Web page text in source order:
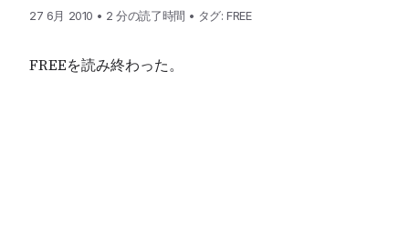
27 6月 2010 • 2 分の読了時間 • タグ:FREE
FREEを読み終わった。